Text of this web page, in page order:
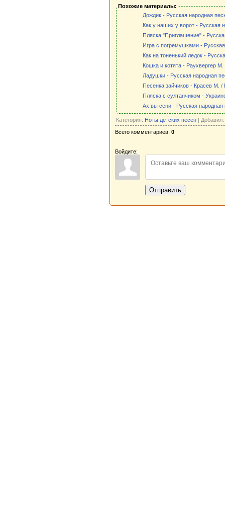
Похожие материалы:
Дождик - Русская народная
Как у наших у ворот - Русская
Пляска "Приглашение" -
Игра с погремушками -
Как на тоненький ледок -
Кошка и котята - Раухвергер
Ладушки - Русская народная
Песенка зайчиков - Красев М. /
Пляска с султанчиком -
Ах вы сени - Русская
Категория: Ноты детских песен | Добавил:
Всего комментариев: 0
Войдите:
Отправить